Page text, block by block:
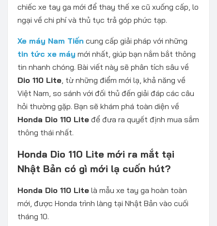
chiếc xe tay ga mới để thay thế xe cũ xuống cấp, lo
ngại về chi phí và thủ tục trả góp phức tạp.
Xe máy Nam Tiến cung cấp giải pháp với những
tin tức xe máy mới nhất, giúp bạn nắm bắt thông
tin nhanh chóng. Bài viết này sẽ phân tích sâu về
Dio 110 Lite, từ những điểm mới lạ, khả năng về
Việt Nam, so sánh với đối thủ đến giải đáp các câu
hỏi thường gặp. Bạn sẽ khám phá toàn diện về
Honda Dio 110 Lite để đưa ra quyết định mua sắm
thông thái nhất.
Honda Dio 110 Lite mới ra mắt tại
Nhật Bản có gì mới lạ cuốn hút?
Honda Dio 110 Lite là mẫu xe tay ga hoàn toàn
mới, được Honda trình làng tại Nhật Bản vào cuối
tháng 10.